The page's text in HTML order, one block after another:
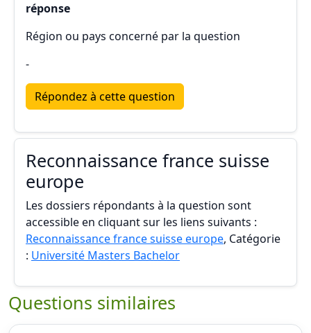
réponse
Région ou pays concerné par la question
-
Répondez à cette question
Reconnaissance france suisse
europe
Les dossiers répondants à la question sont
accessible en cliquant sur les liens suivants :
Reconnaissance france suisse europe, Catégorie
: Université Masters Bachelor
Questions similaires